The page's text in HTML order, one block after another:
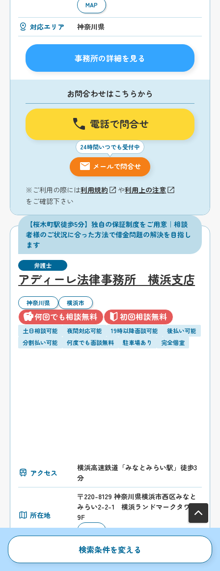
MAP
対応エリア 神奈川県
事務所の詳細を見る
お問合わせはこちらから
電話で問合せ
24時間いつでも受付中
メールで問合せ
※ご利用の際には利用規約 や利用上の注意
をご確認下さい
【桜木町駅徒歩5分】独自の保証制度をご用意｜相談
者様のご状況に合った方法で借金問題の解決を目指し
ます
弁護士
アディーレ法律事務所 横浜支店
神奈川県 横浜市
何回でも相談無料 初回相談無料
土日相談可能 夜間対応可能 19時以降面談可能
後払い可能
分割払い可能
何度でも面談無料 駐車場あり 完全個室
アクセス
横浜高速鉄道「みなとみらい駅」徒歩3
分
所在地
〒220-8129 神奈川県横浜市西区みなと
みらい2-2-1 横浜ランドマークタワー2
9F
MAP
神奈川県
検索条件を変える